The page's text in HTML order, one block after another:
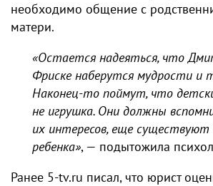
необходимо общение с
матери.
«Остается надеяться, что
Фриске наберутся мудрости и
Наконец-то поймут, что
не игрушка. Они должны
их интересов, еще
ребенка», — подытожила
Ранее 5-tv.ru писал, что юрист